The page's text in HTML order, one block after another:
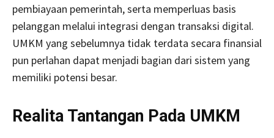
pembiayaan pemerintah, serta memperluas basis
pelanggan melalui integrasi dengan transaksi digital.
UMKM yang sebelumnya tidak terdata secara finansial
pun perlahan dapat menjadi bagian dari sistem yang
memiliki potensi besar.
Realita Tantangan Pada UMKM